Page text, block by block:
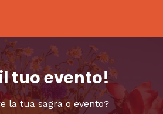
tuo evento!
la tua sagra o evento?